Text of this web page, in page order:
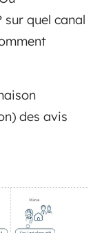
quel canal
des avis